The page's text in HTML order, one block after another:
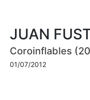
JUAN
Coroinflables
01/07/2012